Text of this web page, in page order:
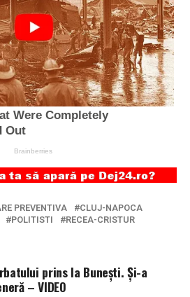
PREVENTIVA
CLUJ-NAPOCA
POLITISTI
RECEA-CRISTUR
prins la Bunești. Și-a
– VIDEO